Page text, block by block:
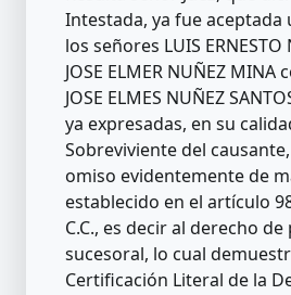
Intestada, ya fue aceptada
los señores LUIS ERNESTO
JOSE ELMER NUÑEZ
JOSE ELMES NUÑEZ
ya expresadas, en su
Sobreviviente del
omiso evidentemente de
establecido en el artículo
C.C., es decir al derecho
sucesoral, lo cual
Certificación Literal de la